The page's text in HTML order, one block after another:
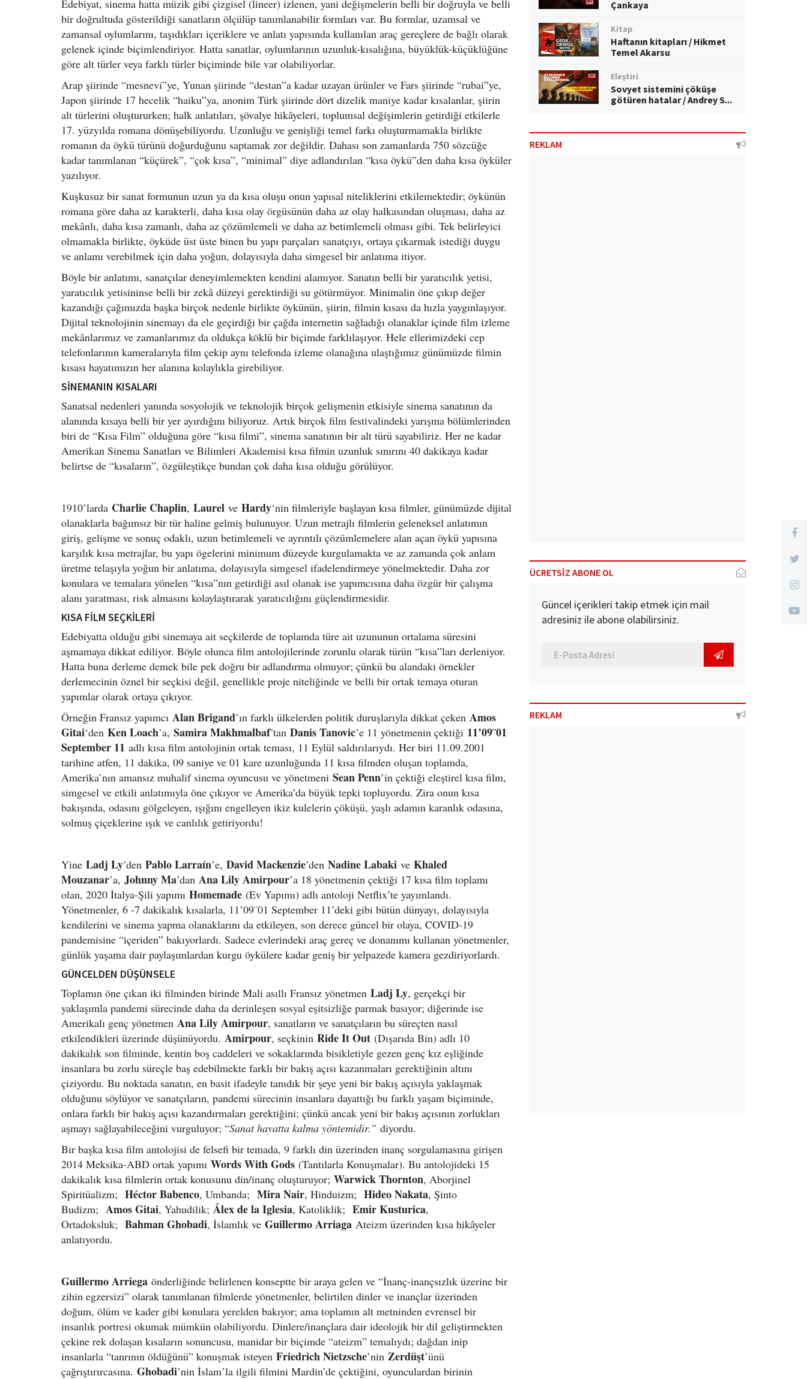
Edebiyat, sinema hatta müzik gibi çizgisel (lineer) izlenen, yani değişmelerin belli bir doğruyla ve belli
bir doğrultuda gösterildiği sanatların ölçülüp tanımlanabilir formları var. Bu formlar, uzamsal ve
zamansal oylumlarını, taşıdıkları içeriklere ve anlatı yapısında kullanılan araç gereçlere de bağlı olarak
gelenek içinde biçimlendiriyor. Hatta sanatlar, oylumlarının uzunluk-kısalığına, büyüklük-küçüklüğüne
göre alt türler veya farklı türler biçiminde bile var olabiliyorlar.
Arap şiirinde “mesnevi”ye, Yunan şiirinde “destan”a kadar uzayan ürünler ve Fars şiirinde “rubai”ye,
Japon şiirinde 17 hecelik “haiku”ya, anonim Türk şiirinde dört dizelik maniye kadar kısalanlar, şiirin
alt türlerini oluştururken; halk anlatıları, şövalye hikâyeleri, toplumsal değişimlerin getirdiği etkilerle
17. yüzyılda romana dönüşebiliyordu. Uzunluğu ve genişliği temel farkı oluşturmamakla birlikte
romanın da öykü türünü doğurduğunu saptamak zor değildir. Dahası son zamanlarda 750 sözcüğe
kadar tanımlanan “küçürek”, “çok kısa”, “minimal” diye adlandırılan “kısa öykü”den daha kısa öyküler
yazılıyor.
Kuşkusuz bir sanat formunun uzun ya da kısa oluşu onun yapısal niteliklerini etkilemektedir; öykünün
romana göre daha az karakterli, daha kısa olay örgüsünün daha az olay halkasından oluşması, daha az
mekânlı, daha kısa zamanlı, daha az çözümlemeli ve daha az betimlemeli olması gibi. Tek belirleyici
olmamakla birlikte, öyküde üst üste binen bu yapı parçaları sanatçıyı, ortaya çıkarmak istediği duygu
ve anlamı verebilmek için daha yoğun, dolayısıyla daha simgesel bir anlatıma itiyor.
Böyle bir anlatımı, sanatçılar deneyimlemekten kendini alamıyor. Sanatın belli bir yaratıcılık yetisi,
yaratıcılık yetisininse belli bir zekâ düzeyi gerektirdiği su götürmüyor. Minimalin öne çıkıp değer
kazandığı çağımızda başka birçok nedenle birlikte öykünün, şiirin, filmin kısası da hızla yaygınlaşıyor.
Dijital teknolojinin sinemayı da ele geçirdiği bir çağda internetin sağladığı olanaklar içinde film izleme
mekânlarımız ve zamanlarımız da oldukça köklü bir biçimde farklılaşıyor. Hele ellerimizdeki cep
telefonlarının kameralarıyla film çekip aynı telefonda izleme olanağına ulaştığımız günümüzde filmin
kısası hayatımızın her alanına kolaylıkla girebiliyor.
SİNEMANIN KISALARI
Sanatsal nedenleri yanında sosyolojik ve teknolojik birçok gelişmenin etkisiyle sinema sanatının da
alanında kısaya belli bir yer ayırdığını biliyoruz. Artık birçok film festivalindeki yarışma bölümlerinden
biri de “Kısa Film” olduğuna göre “kısa filmi”, sinema sanatının bir alt türü sayabiliriz. Her ne kadar
Amerikan Sinema Sanatları ve Bilimleri Akademisi kısa filmin uzunluk sınırını 40 dakikaya kadar
belirtse de “kısaların”, özgüleştikçe bundan çok daha kısa olduğu görülüyor.
1910’larda Charlie Chaplin, Laurel ve Hardy‘nin filmleriyle başlayan kısa filmler, günümüzde dijital
olanaklarla bağımsız bir tür haline gelmiş bulunuyor. Uzun metrajlı filmlerin geleneksel anlatımın
giriş, gelişme ve sonuç odaklı, uzun betimlemeli ve ayrıntılı çözümlemelere alan açan öykü yapısına
karşılık kısa metrajlar, bu yapı ögelerini minimum düzeyde kurgulamakta ve az zamanda çok anlam
üretme telaşıyla yoğun bir anlatıma, dolayısıyla simgesel ifadelendirmeye yönelmektedir. Daha zor
konulara ve temalara yönelen “kısa”nın getirdiği asıl olanak ise yapımcısına daha özgür bir çalışma
alanı yaratması, risk almasını kolaylaştırarak yaratıcılığını güçlendirmesidir.
KISA FİLM SEÇKİLERİ
Edebiyatta olduğu gibi sinemaya ait seçkilerde de toplamda türe ait uzununun ortalama süresini
aşmamaya dikkat ediliyor. Böyle olunca film antolojilerinde zorunlu olarak türün “kısa”ları derleniyor.
Hatta buna derleme demek bile pek doğru bir adlandırma olmuyor; çünkü bu alandaki örnekler
derlemecinin öznel bir seçkisi değil, genellikle proje niteliğinde ve belli bir ortak temaya oturan
yapımlar olarak ortaya çıkıyor.
Örneğin Fransız yapımcı Alan Brigand’ın farklı ülkelerden politik duruşlarıyla dikkat çeken Amos
Gitai‘den Ken Loach’a, Samira Makhmalbaf’tan Danis Tanovic’e 11 yönetmenin çektiği 11’09¨01
September 11 adlı kısa film antolojinin ortak teması, 11 Eylül saldırılarıydı. Her biri 11.09.2001
tarihine atfen, 11 dakika, 09 saniye ve 01 kare uzunluğunda 11 kısa filmden oluşan toplamda,
Amerika’nın amansız muhalif sinema oyuncusu ve yönetmeni Sean Penn’in çektiği eleştirel kısa film,
simgesel ve etkili anlatımıyla öne çıkıyor ve Amerika’da büyük tepki topluyordu. Zira onun kısa
bakışında, odasını gölgeleyen, ışığını engelleyen ikiz kulelerin çöküşü, yaşlı adamın karanlık odasına,
solmuş çiçeklerine ışık ve canlılık getiriyordu!
Yine Ladj Ly’den Pablo Larraín’e, David Mackenzie’den Nadine Labaki ve Khaled
Mouzanar’a, Johnny Ma’dan Ana Lily Amirpour’a 18 yönetmenin çektiği 17 kısa film toplamı
olan, 2020 İtalya-Şili yapımı Homemade (Ev Yapımı) adlı antoloji Netflix’te yayımlandı.
Yönetmenler, 6 -7 dakikalık kısalarla, 11’09¨01 September 11’deki gibi bütün dünyayı, dolayısıyla
kendilerini ve sinema yapma olanaklarını da etkileyen, son derece güncel bir olaya, COVID-19
pandemisine “içeriden” bakıyorlardı. Sadece evlerindeki araç gereç ve donanımı kullanan yönetmenler,
günlük yaşama dair paylaşımlardan kurgu öykülere kadar geniş bir yelpazede kamera gezdiriyorlardı.
GÜNCELDEN DÜŞÜNSELE
Toplamın öne çıkan iki filminden birinde Mali asıllı Fransız yönetmen Ladj Ly, gerçekçi bir
yaklaşımla pandemi sürecinde daha da derinleşen sosyal eşitsizliğe parmak basıyor; diğerinde ise
Amerikalı genç yönetmen Ana Lily Amirpour, sanatların ve sanatçıların bu süreçten nasıl
etkilendikleri üzerinde düşünüyordu. Amirpour, seçkinin Ride It Out (Dışarıda Bin) adlı 10
dakikalık son filminde, kentin boş caddeleri ve sokaklarında bisikletiyle gezen genç kız eşliğinde
insanlara bu zorlu süreçle baş edebilmekte farklı bir bakış açısı kazanmaları gerektiğinin altını
çiziyordu. Bu noktada sanatın, en basit ifadeyle tanıdık bir şeye yeni bir bakış açısıyla yaklaşmak
olduğunu söylüyor ve sanatçıların, pandemi sürecinin insanlara dayattığı bu farklı yaşam biçiminde,
onlara farklı bir bakış açısı kazandırmaları gerektiğini; çünkü ancak yeni bir bakış açısının zorlukları
aşmayı sağlayabileceğini vurguluyor; “Sanat hayatta kalma yöntemidir.” diyordu.
Bir başka kısa film antolojisi de felsefi bir temada, 9 farklı din üzerinden inanç sorgulamasına girişen
2014 Meksika-ABD ortak yapımı Words With Gods (Tantılarla Konuşmalar). Bu antolojideki 15
dakikalık kısa filmlerin ortak konusunu din/inanç oluşturuyor; Warwick Thornton, Aborjinel
Spiritüalizm; Héctor Babenco, Umbanda; Mira Nair, Hinduizm; Hideo Nakata, Şinto
Budizm; Amos Gitai, Yahudilik; Álex de la Iglesia, Katoliklik; Emir Kusturica,
Ortadoksluk; Bahman Ghobadi, İslamlık ve Guillermo Arriaga Ateizm üzerinden kısa hikâyeler
anlatıyordu.
Guillermo Arriega önderliğinde belirlenen konseptte bir araya gelen ve “İnanç-inançsızlık üzerine bir
zihin egzersizi” olarak tanımlanan filmlerde yönetmenler, belirtilen dinler ve inançlar üzerinden
doğum, ölüm ve kader gibi konulara yerelden bakıyor; ama toplamın alt metninden evrensel bir
insanlık portresi okumak mümkün olabiliyordu. Dinlere/inançlara dair ideolojik bir dil geliştirmekten
çekine rek dolaşan kısaların sonuncusu, manidar bir biçimde “ateizm” temalıydı; dağdan inip
insanlarla “tanrının öldüğünü” konuşmak isteyen Friedrich Nietzsche’nin Zerdüşt’ünü
çağrıştırırcasına. Ghobadi’nin İslam’la ilgili filmini Mardin’de çektiğini, oyunculardan birinin
Çankaya
Kitap
Haftanın kitapları / Hikmet
Temel Akarsu
Eleştiri
Sovyet sistemini çöküşe
götüren hatalar / Andrey S...
REKLAM
ÜCRETSİZ ABONE OL
Güncel içerikleri takip etmek için mail
adresiniz ile abone olabilirsiniz.
REKLAM